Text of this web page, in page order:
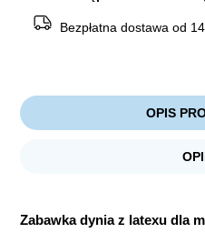
Bezpłatna dostawa od
OPIS
Zabawka dynia z latexu dla